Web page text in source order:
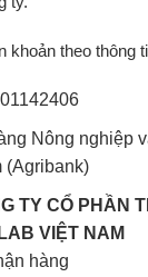
khoản theo thông
Nông nghiệp
(Agribank)
TY CỔ PHẦN
VIỆT NAM
hàng